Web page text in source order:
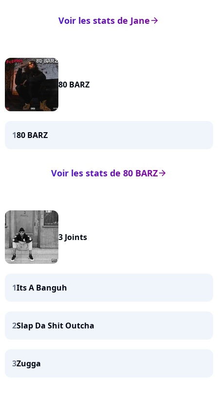
arrow_right
Voir les stats de Jane
80 BARZ
180 BARZ
arrow_right
Voir les stats de 80 BARZ
3 Joints
1Its A Banguh
2Slap Da Shit Outcha
3Zugga